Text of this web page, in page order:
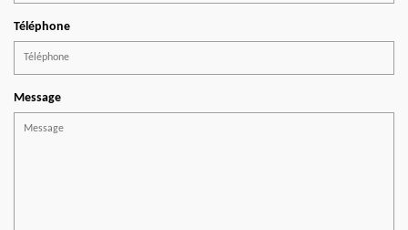
Téléphone
Message